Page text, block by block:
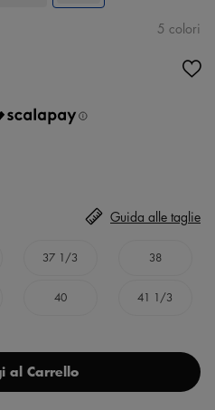
5 colori
37 1/3 38
40 41 1/3
Guida alle taglie
al Carrello